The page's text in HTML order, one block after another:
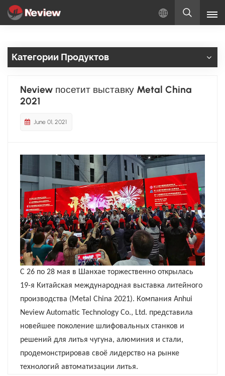
Русский
Русский
بالعربية
Категории Продуктов
Neview посетит выставку Metal China
2021
June 01, 2021
С 26 по 28 мая в Шанхае торжественно открылась
19-я Китайская международная выставка литейного
производства (Metal China 2021). Компания Anhui
Neview Automatic Technology Co., Ltd. представила
новейшее поколение шлифовальных станков и
решений для литья чугуна, алюминия и стали,
продемонстрировав своё лидерство на рынке
технологий автоматизации литья.